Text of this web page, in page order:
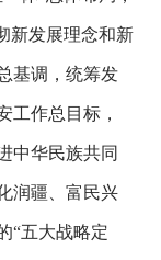
新发展理念和新
基调，统筹发
工作总目标，
中华民族共同
润疆、富民兴
“五大战略定